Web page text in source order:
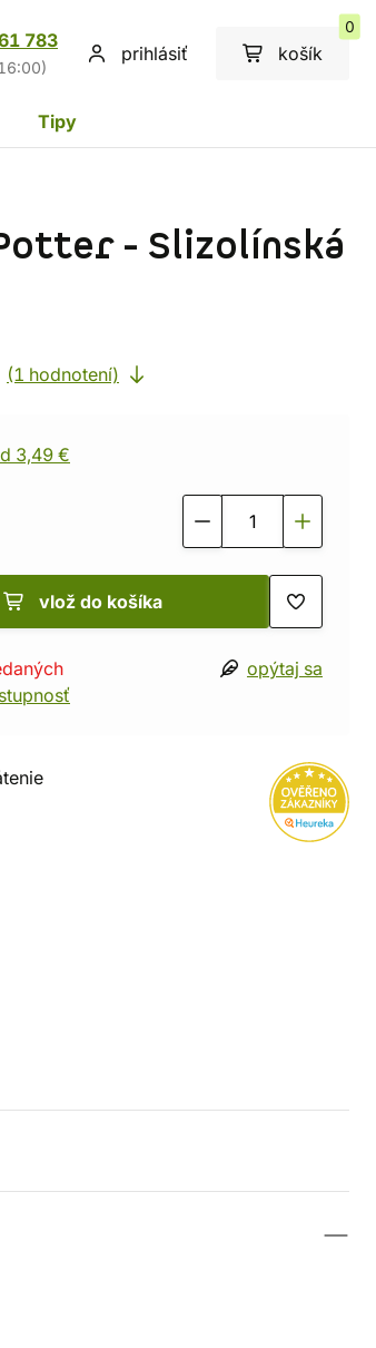
783
prihlásiť košík
0
Tipy
- Slizolínská
(1 hodnotení)
3,49 €
vlož do košíka
opýtaj sa